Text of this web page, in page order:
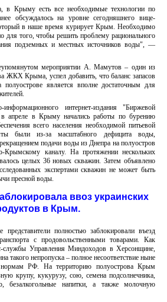
в Крыму есть все необходимые технологии по
обсуждалось на уровне сегодняшнего вице-
в наше время курирует Крым. Необходимо
для того, чтобы решить проблему рационального
подземных и местных источников воды", —
мероприятии А. Мамутов – один из
ЖКХ Крыма, успел добавить, что баланс запасов
полуострове является вполне достаточным для
информационного интернет-издания "Биржевой
апреле в Крыму начались работы по бурению
всего населения необходимой питьевой
были из-за масштабного дефицита воды,
подачи воды из Днепра на полуостров
Крымскому каналу. На протяжении нескольких
целых 36 новых скважин. Затем объявлено
экспертами скважин не может быть
пресной воды.
ввоз украинских
в Крым.
представители полностью заблокировали въезд
с продовольственными товарами. Как
службы Управления Миндоходов в Херсонщине,
такого непропуска – полное несоответствие ныне
РФ. На территорию полуострова Крым
крупу, кукурузу, сою, семена подсолнечника,
безалкогольные напитки, а также молочную